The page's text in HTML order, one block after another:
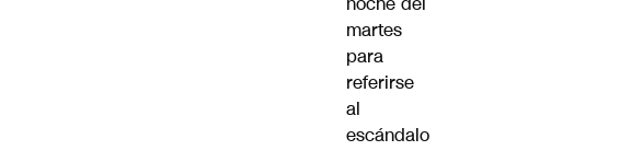
martes
para
referirse
al
escándalo